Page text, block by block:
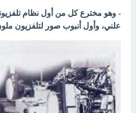
- وهو مخترع كل من أول نظام
علني، وأول أنبوب صور لتلفزيون